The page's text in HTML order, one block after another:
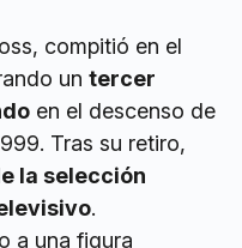
compitió en el
un tercer
en el descenso de
Tras su retiro,
la selección
.
a una figura